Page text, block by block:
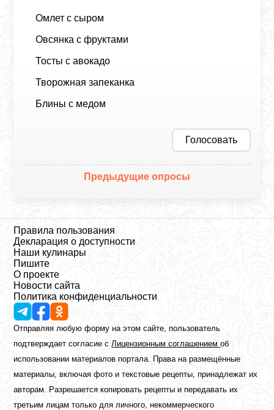
Омлет с сыром
Овсянка с фруктами
Тосты с авокадо
Творожная запеканка
Блины с медом
Голосовать
Предыдущие опросы
Правила пользования
Декларация о доступности
Наши кулинары
Пишите
О проекте
Новости сайта
Политика конфиденциальности
Отправляя любую форму на этом сайте, пользователь
подтверждает согласие сЛицензионным соглашениемоб
использовании материалов портала. Права на размещённые
материалы, включая фото и текстовые рецепты, принадлежат их
авторам. Разрешается копировать рецепты и передавать их
третьим лицам только для личного, некоммерческого